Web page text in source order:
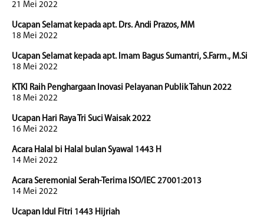
21 Mei 2022
Ucapan Selamat kepada apt. Drs. Andi Prazos, MM
18 Mei 2022
Ucapan Selamat kepada apt. Imam Bagus Sumantri, S.Farm., M.Si
18 Mei 2022
KTKI Raih Penghargaan Inovasi Pelayanan Publik Tahun 2022
18 Mei 2022
Ucapan Hari Raya Tri Suci Waisak 2022
16 Mei 2022
Acara Halal bi Halal bulan Syawal 1443 H
14 Mei 2022
Acara Seremonial Serah-Terima ISO/IEC 27001:2013
14 Mei 2022
Ucapan Idul Fitri 1443 Hijriah